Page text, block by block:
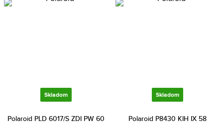
Skladom
Polaroid PLD 6017/S ZDI PW 60
Skladom
Polaroid P8430 KIH IX 58